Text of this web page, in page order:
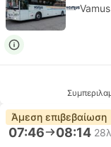
Vamus
Άμεση επιβεβαίωση
07:46 08:14